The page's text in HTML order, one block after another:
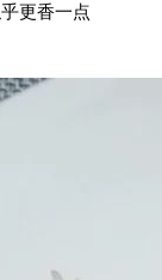
更香一点